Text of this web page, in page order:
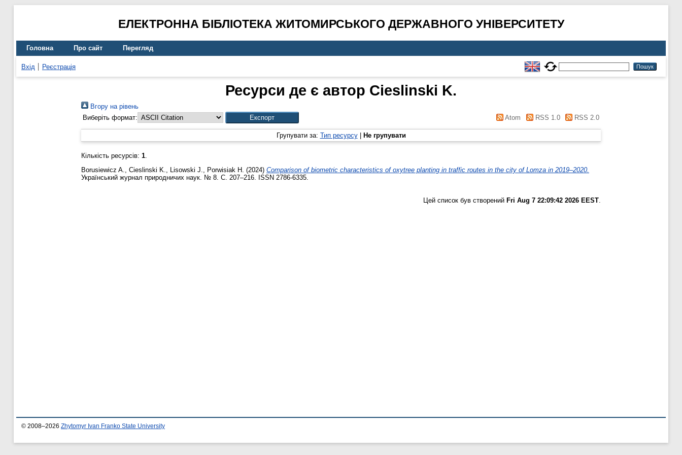
ЕЛЕКТРОННА БІБЛІОТЕКА ЖИТОМИРСЬКОГО ДЕРЖАВНОГО УНІВЕРСИТЕТУ
Головна Про сайт Перегляд
Вхід Реєстрація
Ресурси де є автор Cieslinski K.
Вгору на рівень
Виберіть формат:
Atom RSS 1.0 RSS 2.0
Групувати за: Тип ресурсу| Не групувати
Кількість ресурсів: 1.
Borusiewicz A., Cieslinski K., Lisowski J., Porwisiak H. (2024) Comparison of biometric characteristics of oxytree planting in traffic routes in the city of Lomza in 2019–2020.
Український журнал природничих наук. № 8. С. 207–216. ISSN 2786-6335.
Цей список був створений Fri Aug 7 22:09:42 2026 EEST.
© 2008–2026 Zhytomyr Ivan Franko State University